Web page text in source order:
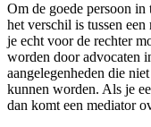
Om de goede persoon in
het verschil is tussen
je echt voor de rechter
worden door advocaten
aangelegenheden die
kunnen worden. Als je
dan komt een mediator